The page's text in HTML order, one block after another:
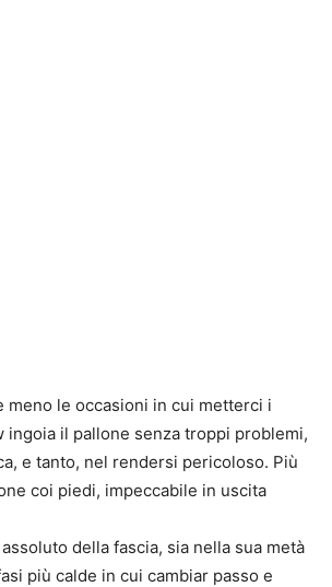
meno le occasioni in cui metterci i
ingoia il pallone senza troppi problemi,
e tanto, nel rendersi pericoloso. Più
coi piedi, impeccabile in uscita
della fascia, sia nella sua metà
più calde in cui cambiar passo e